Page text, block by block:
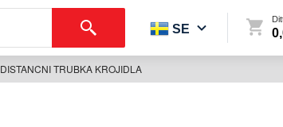
SE
DISTANCNI TRUBKA KROJIDLA